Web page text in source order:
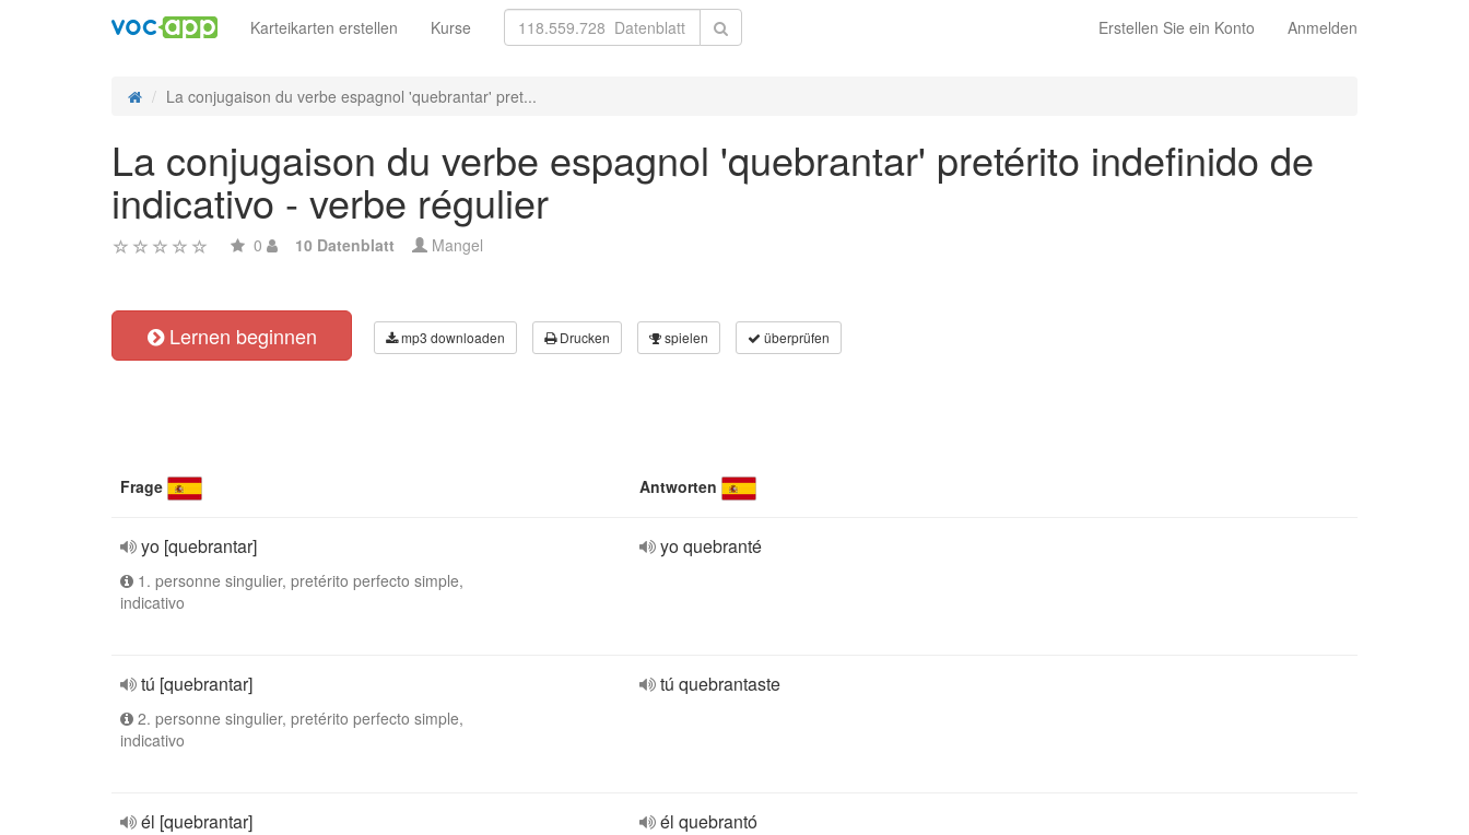
Erstellen Sie ein Konto Anmelden
Karteikarten erstellen Kurse
La conjugaison du verbe espagnol 'quebrantar' pret...
La conjugaison du verbe espagnol 'quebrantar' pretérito indefinido de
indicativo - verbe régulier
0 10 Datenblatt Mangel
Lernen beginnen mp3 downloaden Drucken spielen überprüfen
Frage Antworten
yo [quebrantar]
1. personne singulier, pretérito perfecto simple,
indicativo
yo quebranté
tú [quebrantar]
2. personne singulier, pretérito perfecto simple,
indicativo
tú quebrantaste
él [quebrantar] él quebrantó